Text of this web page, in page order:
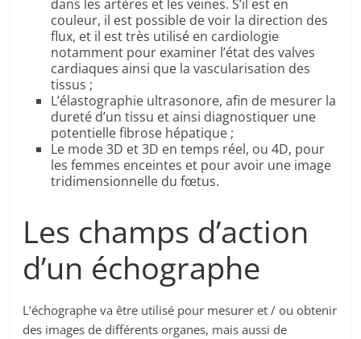
dans les artères et les veines. S’il est en
couleur, il est possible de voir la direction des
flux, et il est très utilisé en cardiologie
notamment pour examiner l’état des valves
cardiaques ainsi que la vascularisation des
tissus ;
L’élastographie ultrasonore, afin de mesurer la
dureté d’un tissu et ainsi diagnostiquer une
potentielle fibrose hépatique ;
Le mode 3D et 3D en temps réel, ou 4D, pour
les femmes enceintes et pour avoir une image
tridimensionnelle du fœtus.
Les champs d’action
d’un échographe
L’échographe va être utilisé pour mesurer et / ou obtenir
des images de différents organes, mais aussi de